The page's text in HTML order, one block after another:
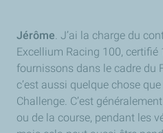
Jérôme. J’ai la charge du
Excellium Racing 100, certifié
fournissons dans le cadre du
c’est aussi quelque chose
Challenge. C’est
ou de la course, pendant les